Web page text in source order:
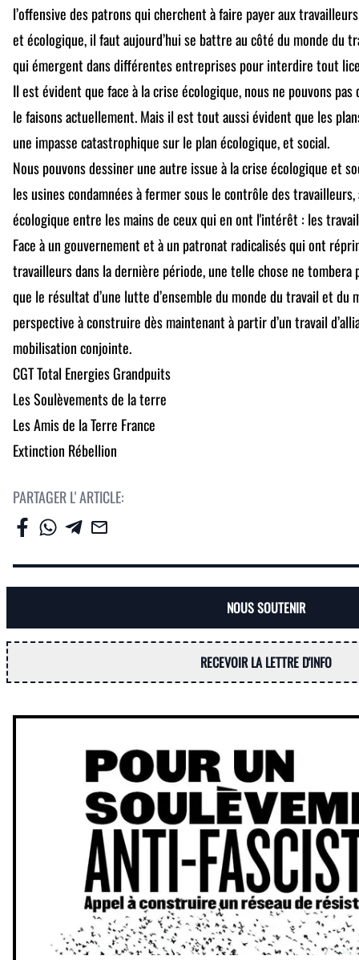
PARTAGER L' ARTICLE:
NOUS SOUTENIR
RECEVOIR LA LETTRE D'INFO
l’offensive des patrons qui cherchent à faire payer aux
et écologique, il faut aujourd’hui se battre au côté du monde du
qui émergent dans différentes entreprises pour interdire tout
Il est évident que face à la crise écologique, nous ne pouvons
le faisons actuellement. Mais il est tout aussi évident que les
une impasse catastrophique sur le plan écologique, et social.
Nous pouvons dessiner une autre issue à la crise écologique et
les usines condamnées à fermer sous le contrôle des
écologique entre les mains de ceux qui en ont l'intérêt : les
Face à un gouvernement et à un patronat radicalisés qui ont
travailleurs dans la dernière période, une telle chose ne
que le résultat d’une lutte d’ensemble du monde du travail et du
perspective à construire dès maintenant à partir d’un travail
mobilisation conjointe.
CGT Total Energies Grandpuits
Les Soulèvements de la terre
Les Amis de la Terre France
Extinction Rébellion